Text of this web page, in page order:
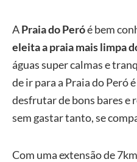
APraia do Peróé bem
eleita a praia mais limpa
águas super calmas e
de ir para a Praia do Peró
desfrutar de bons bares e
sem gastar tanto, se
Com uma extensão de